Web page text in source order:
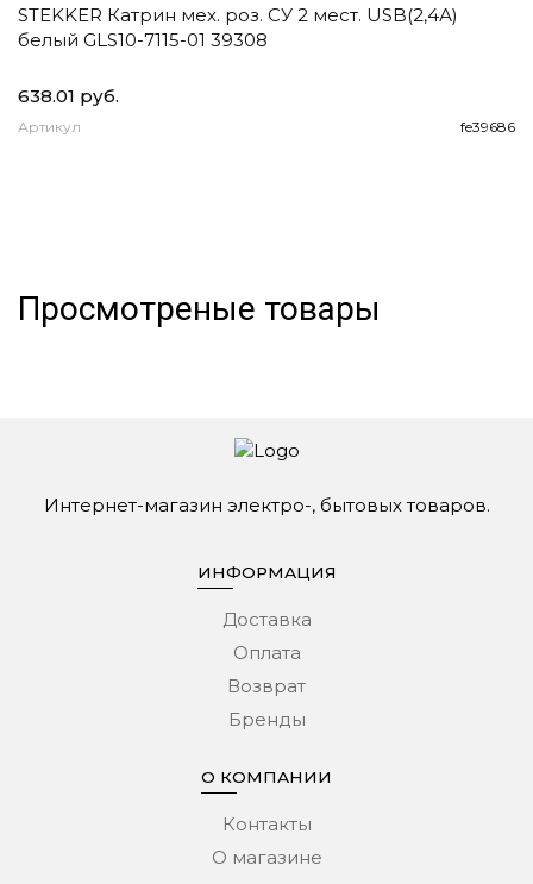
STEKKER Катрин мех. роз. СУ 2 мест. USB(2,4А)
белый GLS10-7115-01 39308
638.01 руб.
Артикул fe39686
Просмотреные товары
Интернет-магазин электро-, бытовых товаров.
ИНФОРМАЦИЯ
Доставка
Оплата
Возврат
Бренды
О КОМПАНИИ
Контакты
О магазине